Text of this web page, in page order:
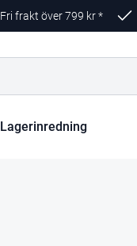
Fri frakt över799 kr *
Lagerinredning